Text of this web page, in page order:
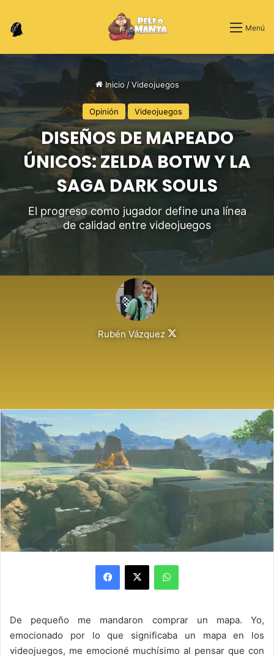
Switch skin Menú
Inicio / Videojuegos
Opinión Videojuegos
DISEÑOS DE MAPEADO
ÚNICOS: ZELDA BOTW Y LA
SAGA DARK SOULS
El progreso como jugador define una línea
de calidad entre videojuegos
Rubén Vázquez
Follow
Facebook
X WhatsApp
De pequeño me mandaron comprar un mapa. Yo,
emocionado por lo que significaba un mapa en los
videojuegos, me emocioné muchísimo al pensar que con